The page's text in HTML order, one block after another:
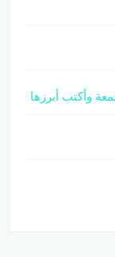
وأكتب أبرزها